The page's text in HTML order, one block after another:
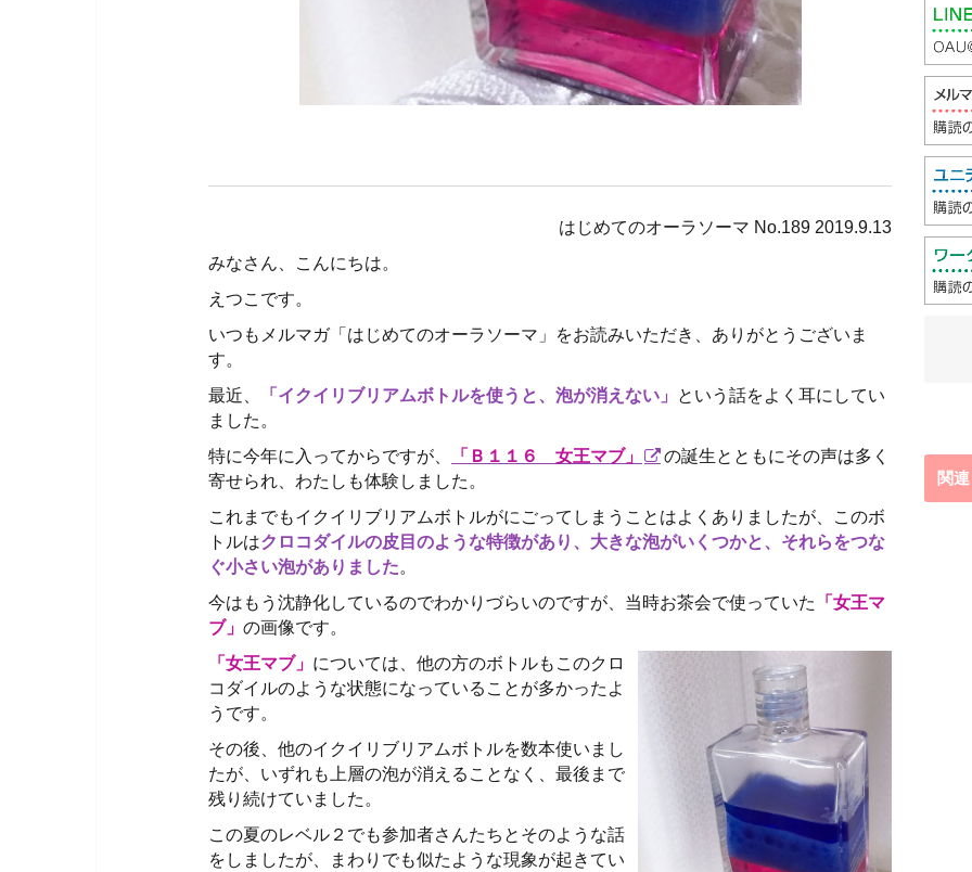
はじめてのオーラソーマ No.189 2019.9.13
みなさん、こんにちは。
えつこです。
いつもメルマガ「はじめてのオーラソーマ」をお読みいただき、ありがとうございま
す。
最近、
「イクイリブリアムボトルを使うと、泡が消えない」
という話をよく耳にしてい
ました。
特に今年に入ってからですが、
「Ｂ１１６ 女王マブ」
の誕生とともにその声は多く
寄せられ、わたしも体験しました。
これまでもイクイリブリアムボトルがにごってしまうことはよくありましたが、このボ
トルはクロコダイルの皮目のような特徴があり、大きな泡がいくつかと、それらをつな
ぐ小さい泡がありました。
今はもう沈静化しているのでわかりづらいのですが、当時お茶会で使っていた
「女王マ
ブ」 の画像です。
「女王マブ」 については、他の方のボトルもこのクロ
コダイルのような状態になっていることが多かったよ
うです。
その後、他のイクイリブリアムボトルを数本使いまし
たが、いずれも上層の泡が消えることなく、最後まで
残り続けていました。
この夏のレベル２でも参加者さんたちとそのような話
をしましたが、まわりでも似たような現象が起きてい
関